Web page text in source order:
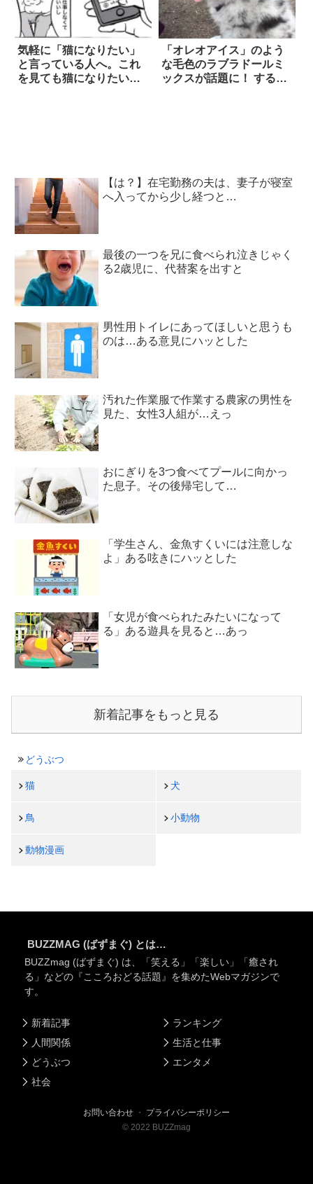
気軽に「猫になりたい」
と言っている人へ。これ
を見ても猫になりたい？
「オレオアイス」のよう
な毛色のラブラドールミ
ックスが話題に！ する
【は？】在宅勤務の夫は、妻子が寝室
へ入ってから少し経つと…
最後の一つを兄に食べられ泣きじゃく
る2歳児に、代替案を出すと
男性用トイレにあってほしいと思うも
のは…ある意見にハッとした
汚れた作業服で作業する農家の男性を
見た、女性3人組が…えっ
おにぎりを3つ食べてプールに向かっ
た息子。その後帰宅して…
「学生さん、金魚すくいには注意しな
よ」ある呟きにハッとした
「女児が食べられたみたいになって
る」ある遊具を見ると…あっ
新着記事をもっと見る
どうぶつ
猫 犬
鳥 小動物
動物漫画
BUZZMAG (ばずまぐ) とは…
BUZZmag (ばずまぐ) は、「笑える」「楽しい」「癒され
る」などの『こころおどる話題』を集めたWebマガジンで
す。
新着記事
人間関係
どうぶつ
社会
ランキング
生活と仕事
エンタメ
お問い合わせ ・ プライバシーポリシー
© 2022 BUZZmag